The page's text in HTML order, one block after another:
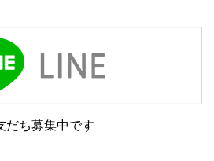
だち募集中です